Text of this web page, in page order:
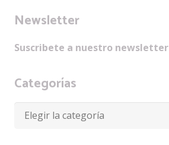
Newsletter
Suscribete a nuestro newsletter
Categorías
Categorías